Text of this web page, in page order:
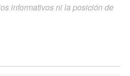
informativos ni la posición de